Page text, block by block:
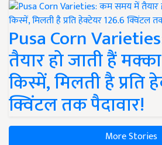
Pusa Corn
तैयार हो जाती हैं
किस्में, मिलती है प्रति
क्विंटल तक पैदावार!
More Stories